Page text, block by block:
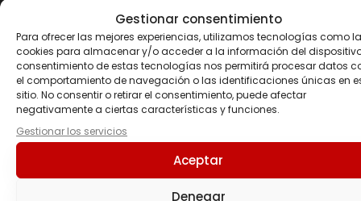
Gestionar consentimiento
Para ofrecer las mejores experiencias, utilizamos tecnologías como
cookies para almacenar y/o acceder a la información del
consentimiento de estas tecnologías nos permitirá procesar datos
el comportamiento de navegación o las identificaciones únicas en
sitio. No consentir o retirar el consentimiento, puede afectar
negativamente a ciertas características y funciones.
Gestionar los servicios
Aceptar
Denegar
Productos
relacionados